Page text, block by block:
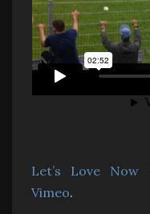
Let’s Love Now
Vimeo.